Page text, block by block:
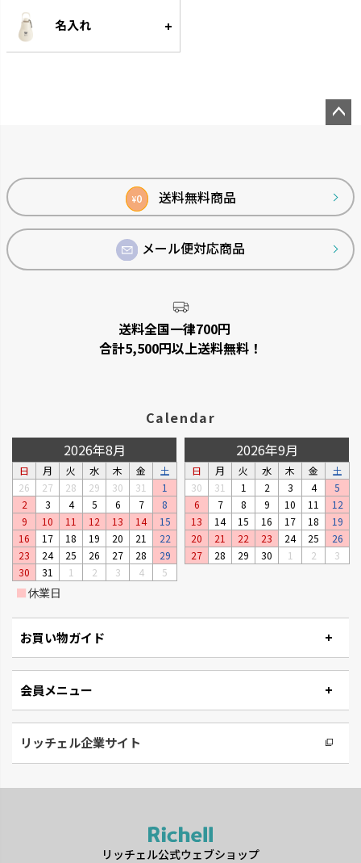
大容量なのにスリムなじょうろ
です。
菜園上手
野菜を上手に育てる機能が充実
シャンファー
廃棄される食品資源を利用して
ベビーリーフプランター
窓辺やキッチンで、手軽に菜園が
楽しめるプランターです。
ステッチ
やさしいたたずまいのプランタ
ーです。
軽くて丈夫な大型プランターで
木の温もりと風合いでナチュラ
名入れ
¥0 送料無料商品
メール便対応商品
送料全国一律700円
合計5,500円以上送料無料！
Calendar
2026年8月
日 月 火 水 木 金
土
26
27 28 29 30 31
1
2
3 4 5 6 7
8
9
10 11 12 13 14
15
16
17 18 19 20 21
22
23
24 25 26 27 28
29
30
31 1 2 3 4 5
2026年9月
日 月 火 水 木 金
土
30
31 1 2 3 4
5
6
7 8 9 10 11
12
13
14 15 16 17 18
19
20
21 22 23 24 25
26
27
28 29 30 1 2 3
■休業日
お買い物ガイド
会員メニュー
リッチェル企業サイト
リッチェル公式ウェブショップ
ップ
へ